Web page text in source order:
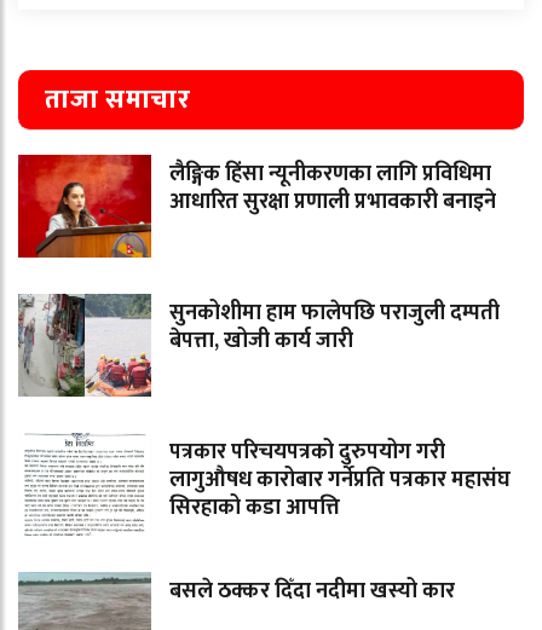
ताजा समाचार
लैङ्गिक हिंसा न्यूनीकरणका लागि प्रविधिमा
आधारित सुरक्षा प्रणाली प्रभावकारी बनाइने
सुनकोशीमा हाम फालेपछि पराजुली दम्पती
बेपत्ता, खोजी कार्य जारी
पत्रकार परिचयपत्रको दुरुपयोग गरी
लागुऔषध कारोबार गर्नेप्रति पत्रकार महासंघ
सिरहाको कडा आपत्ति
बसले ठक्कर दिँदा नदीमा खस्यो कार